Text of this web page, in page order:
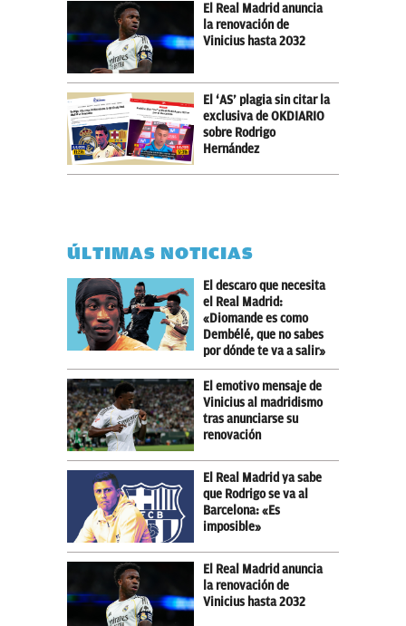
El Real Madrid anuncia
la renovación de
Vinicius hasta 2032
El ‘AS’ plagia sin citar la
exclusiva de OKDIARIO
sobre Rodrigo
Hernández
ÚLTIMAS NOTICIAS
El descaro que necesita
el Real Madrid:
«Diomande es como
Dembélé, que no sabes
por dónde te va a salir»
El emotivo mensaje de
Vinicius al madridismo
tras anunciarse su
renovación
El Real Madrid ya sabe
que Rodrigo se va al
Barcelona: «Es
imposible»
El Real Madrid anuncia
la renovación de
Vinicius hasta 2032